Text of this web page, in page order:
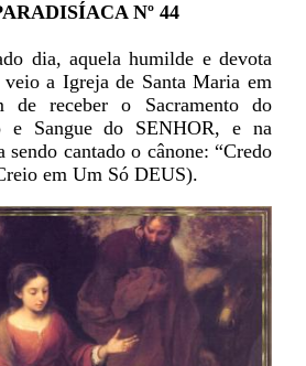
Nº 44
dia, aquela humilde e devota
a Igreja de Santa Maria em
de receber o Sacramento do
e Sangue do SENHOR, e na
sendo cantado o cânone: “Credo
em Um Só DEUS).